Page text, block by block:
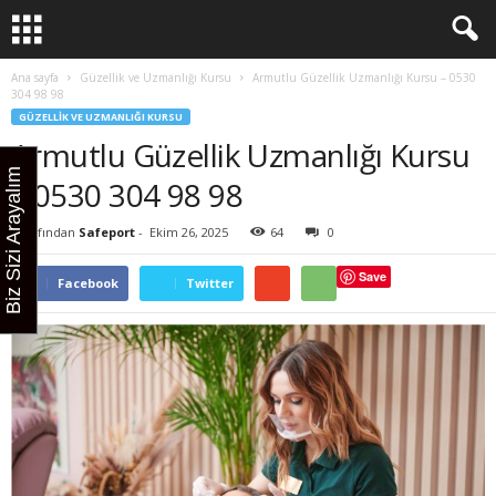
Ana sayfa Güzellik ve Uzmanlığı Kursu
Armutlu Güzellik Uzmanlığı Kursu – 0530
304 98 98
GÜZELLIK VE UZMANLIĞI KURSU
Armutlu Güzellik Uzmanlığı Kursu
– 0530 304 98 98
Tarafından Safeport - Ekim 26, 2025 64 0
Facebook Twitter Save
Biz Sizi Arayalım